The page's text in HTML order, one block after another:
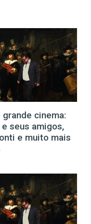
grande cinema:
seus amigos,
e muito mais